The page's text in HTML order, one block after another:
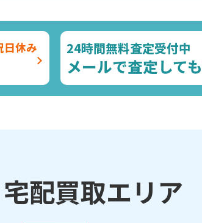
日休み 24時間無料査定受付中
メールで査定して
配買取エリア